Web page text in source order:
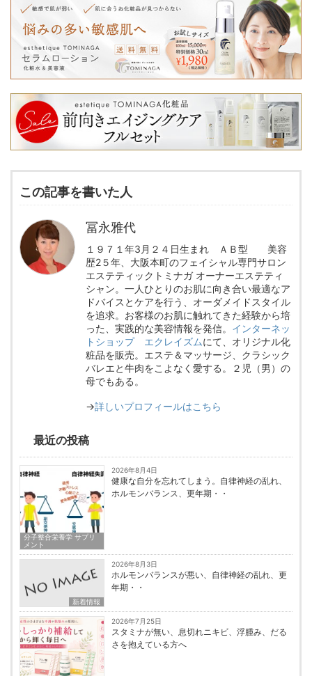
この記事を書いた人
冨永雅代
１９７１年3月２４日生まれ ＡＢ型 美容
歴2５年、大阪本町のフェイシャル専門サロン
エステティックトミナガ オーナーエステティ
シャン。一人ひとりのお肌に向き合い最適なア
ドバイスとケアを行う、オーダメイドスタイル
を追求。お客様のお肌に触れてきた経験から培
った、実践的な美容情報を発信。 インターネッ
トショップ エクレイズムにて、オリジナル化
粧品を販売。エステ＆マッサージ、クラシック
バレエと牛肉をこよなく愛する。２児（男）の
母でもある。
→詳しいプロフィールはこちら
最近の投稿
分子整合栄養学 サプリ
メント
2026年8月4日
健康な自分を忘れてしまう。自律神経の乱れ、
ホルモンバランス、更年期・・
新着情報
2026年8月3日
ホルモンバランスが悪い、自律神経の乱れ、更
年期・・
2026年7月25日
スタミナが無い、息切れニキビ、浮腫み、だる
さを抱えている方へ